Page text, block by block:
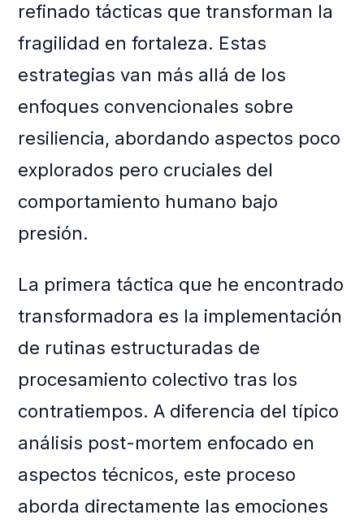
refinado tácticas que transforman la
fragilidad en fortaleza. Estas
estrategias van más allá de los
enfoques convencionales sobre
resiliencia, abordando aspectos poco
explorados pero cruciales del
comportamiento humano bajo
presión.
La primera táctica que he encontrado
transformadora es la implementación
de rutinas estructuradas de
procesamiento colectivo tras los
contratiempos. A diferencia del típico
análisis post-mortem enfocado en
aspectos técnicos, este proceso
aborda directamente las emociones